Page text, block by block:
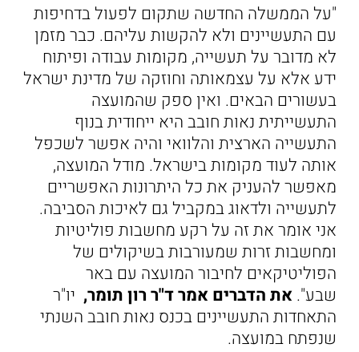
"על הממשלה החדשה שתקום לפעול בדחיפות
עם התעשיינים ולא להקשות עליהם. כבר מזמן
לא מדובר על תעשייה, מקומות עבודה ופיתוח
ידע אלא על עצמאותה וחוזקה של מדינת ישראל
בעשורים הבאים. ואין ספק שהמועצה
התעשייתית נאות חובב היא ייחודית בנוף
התעשייה הארצית והלוואי והיה אפשר לשכפל
אותה לעוד מקומות בישראל. מודל המועצה,
מאפשר להעניק את כל היתרונות האפשריים
לתעשייה ולדאוג במקביל גם לאיכות הסביבה.
אני אומר את זה על רקע מחשבות פוליטיות
ומחשבות זרות שמעורבות בשיקולים של
הפוליטיקאים לחיבור המועצה עם באר
שבע". את הדברים אמר ד"ר רון תומר, יו"ר
התאחדות התעשיינים בכנס נאות חובב השנתי
שנפתח במועצה.